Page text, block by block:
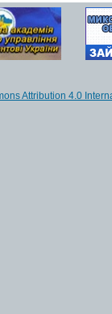
Attribution 4.0